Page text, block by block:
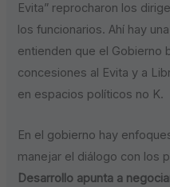
Evita” reprocharon los
los funcionarios. Ahí hay
entienden que el Gobierno
concesiones al Evita y a
en espacios políticos no K.
En el gobierno hay
manejar el diálogo con los
Desarrollo apunta a